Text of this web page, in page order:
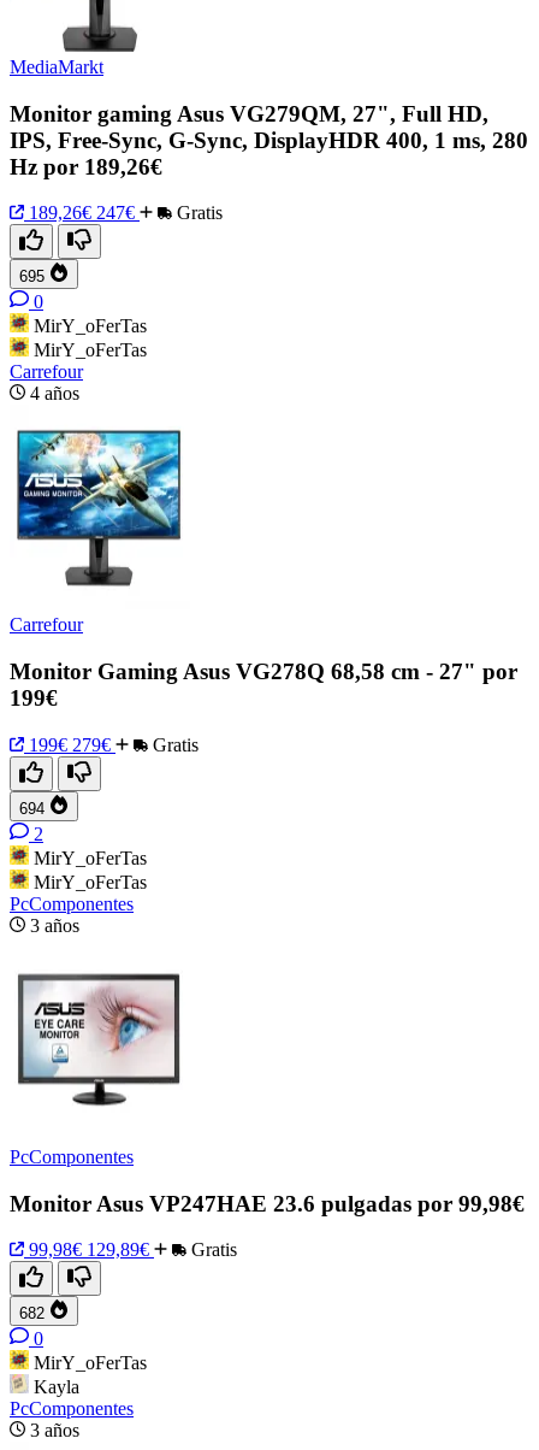
MediaMarkt
Monitor gaming Asus VG279QM, 27", Full HD,
IPS, Free-Sync, G-Sync, DisplayHDR 400, 1 ms, 280
Hz por 189,26€
189,26€ 247€ Gratis
695
0
MirY_oFerTas
MirY_oFerTas
Carrefour
4 años
Carrefour
Monitor Gaming Asus VG278Q 68,58 cm - 27" por
199€
199€ 279€ Gratis
694
2
MirY_oFerTas
MirY_oFerTas
PcComponentes
3 años
PcComponentes
Monitor Asus VP247HAE 23.6 pulgadas por 99,98€
99,98€ 129,89€ Gratis
682
0
MirY_oFerTas
Kayla
PcComponentes
3 años